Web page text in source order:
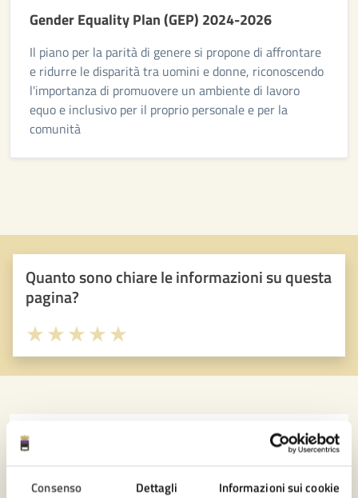
Consenso Dettagli Informazioni sui cookie
Gender Equality Plan (GEP) 2024-2026
Il piano per la parità di genere si propone di affrontare
e ridurre le disparità tra uomini e donne, riconoscendo
l'importanza di promuovere un ambiente di lavoro
equo e inclusivo per il proprio personale e per la
comunità
Quanto sono chiare le informazioni su questa
pagina?
Valuta 5 stelle su 5
Valuta 4 stelle su 5
Valuta 3 stelle su 5
Valuta 2 stelle su 5
Valuta 1 stelle su 5
Contatta il comune